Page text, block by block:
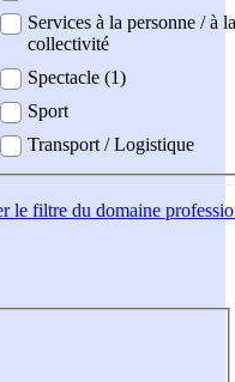
Services à la personne / à la
collectivité
Spectacle (1)
Sport
Transport / Logistique
le filtre du domaine